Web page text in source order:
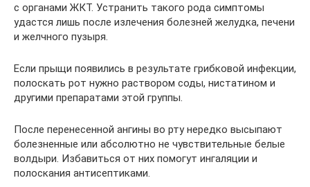
с органами ЖКТ. Устранить такого рода симптомы
удастся лишь после излечения болезней желудка, печени
и желчного пузыря.
Если прыщи появились в результате грибковой инфекции,
полоскать рот нужно раствором соды, нистатином и
другими препаратами этой группы.
После перенесенной ангины во рту нередко высыпают
болезненные или абсолютно не чувствительные белые
волдыри. Избавиться от них помогут ингаляции и
полоскания антисептиками.